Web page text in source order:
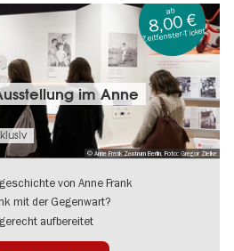
© Anne Frank Zentrum Berlin, Foto: Gregor Zielke
im Anne
ab
8,00 €
Zeitfenster-Ticket
von Anne Frank
mit der Gegenwart?
aufbereitet